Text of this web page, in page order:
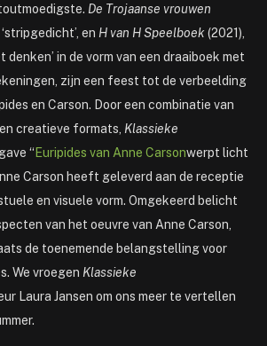
De Trojaanse vrouwen
en H van H Speelboek(2021),
denken’ in de vorm van een draaiboek met
zijn een feest tot de verbeelding
en Carson. Door een combinatie van
creatieve formats, Klassieke
“ Euripides van Anne Carsonwerpt licht
Carson heeft geleverd aan de receptie
en visuele vorm. Omgekeerd belicht
van het oeuvre van Anne Carson,
de toenemende belangstelling voor
We vroegen Klassieke
Laura Jansen om ons meer te vertellen